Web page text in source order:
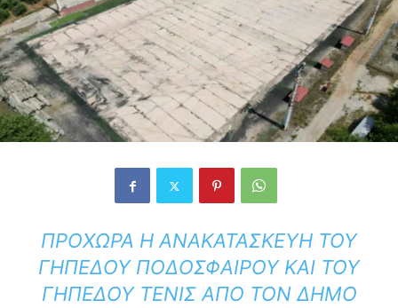
ΠΡΟΧΩΡΆ Η ΑΝΑΚΑΤΑΣΚΕΥΉ ΤΟΥ
ΓΗΠΈΔΟΥ ΠΟΔΟΣΦΑΊΡΟΥ ΚΑΙ ΤΟΥ
ΓΗΠΈΔΟΥ ΤΈΝΙΣ ΑΠΌ ΤΟΝ ΔΉΜΟ